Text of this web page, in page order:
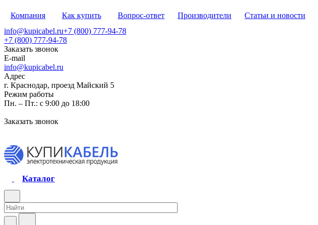
Компания Как купить Вопрос-ответ Производители Статьи и новости
info@kupicabel.ru+7 (800) 777-94-78
+7 (800) 777-94-78
Заказать звонок
E-mail
info@kupicabel.ru
Адрес
г. Краснодар, проезд Майский 5
Режим работы
Пн. – Пт.: с 9:00 до 18:00
Заказать звонок
Каталог